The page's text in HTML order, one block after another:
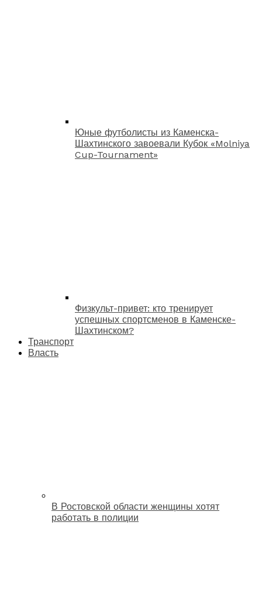
Юные футболисты из Каменска-
Шахтинского завоевали Кубок «Molniya
Cup-Tournament»
Физкульт-привет: кто тренирует
успешных спортсменов в Каменске-
Шахтинском?
Транспорт
Власть
В Ростовской области женщины хотят
работать в полиции